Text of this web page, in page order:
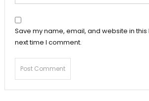
Save my name, email, and website in
next time I comment.